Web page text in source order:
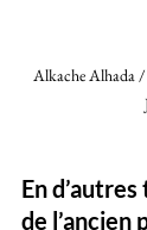
Alkache Alhada
En
de l’ancien